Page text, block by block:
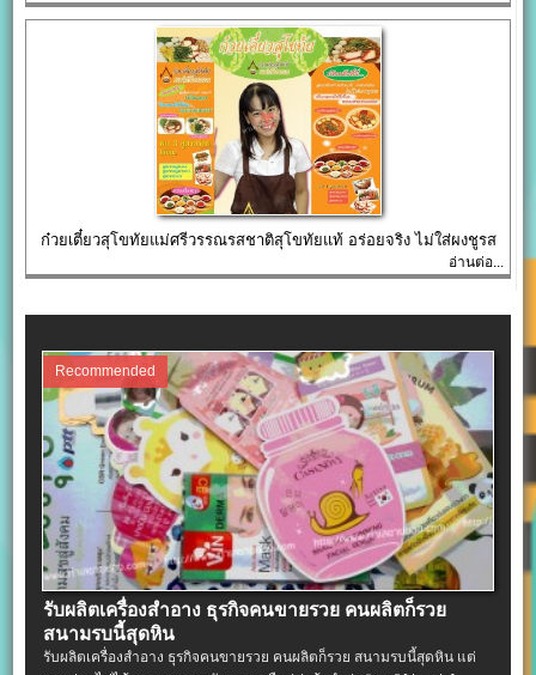
ก๋วยเตี๋ยวสุโขทัยแม่ศรีวรรณรสชาติสุโขทัยแท้ อร่อยจริง ไม่ใส่ผงชูรส
อ่านต่อ...
Recommended
รับผลิตเครื่องสําอาง ธุรกิจคนขายรวย คนผลิตก็รวย
สนามรบนี้สุดหิน
รับผลิตเครื่องสําอาง ธุรกิจคนขายรวย คนผลิตก็รวย สนามรบนี้สุดหิน แต่